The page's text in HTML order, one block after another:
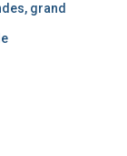
grand